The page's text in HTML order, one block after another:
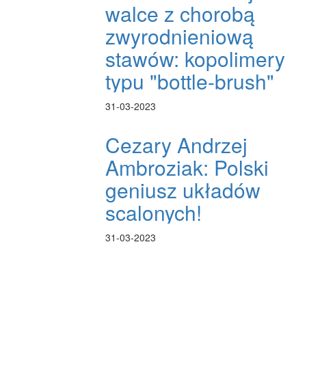
walce z chorobą
zwyrodnieniową
stawów: kopolimery
typu "bottle-brush"
31-03-2023
Cezary Andrzej
Ambroziak: Polski
geniusz układów
scalonych!
31-03-2023